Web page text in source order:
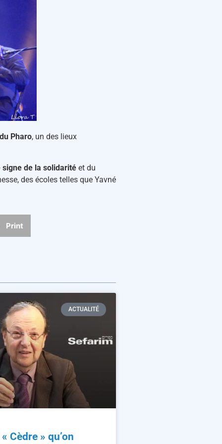
Pharo, un des lieux
de la solidarité et du
des écoles telles que Yavné
Print
ACTUALITÉ
Cèdre » qu’on